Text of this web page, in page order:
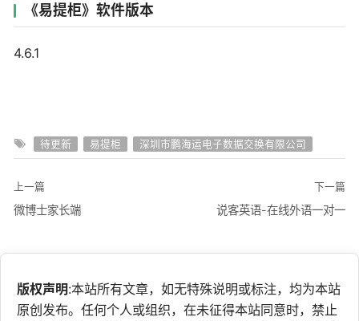
《易提柜》软件版本
4.6.1
待更新 易提柜 深圳市鹏海运电子数据交换有限公司
上一篇
微博士家长端
下一篇
说客英语-在线外语一对一
版权声明:本站所有文章，如无特殊说明或标注，均为本站
原创发布。任何个人或组织，在未征得本站同意时，禁止